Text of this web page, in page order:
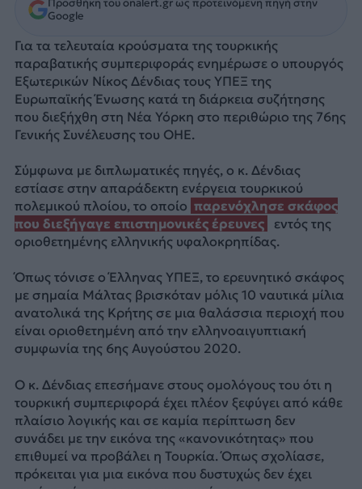
Google
Για τα τελευταία κρούσματα της τουρκικής
παραβατικής συμπεριφοράς ενημέρωσε ο υπουργός
Εξωτερικών Νίκος Δένδιας τους ΥΠΕΞ της
Ευρωπαϊκής Ένωσης κατά τη διάρκεια συζήτησης
που διεξήχθη στη Νέα Υόρκη στο περιθώριο της 76ης
Γενικής Συνέλευσης του ΟΗΕ.
Σύμφωνα με διπλωματικές πηγές, ο κ. Δένδιας
εστίασε στην απαράδεκτη ενέργεια τουρκικού
πολεμικού πλοίου, το οποίο παρενόχλησε σκάφος
που διεξήγαγε επιστημονικές έρευνες
εντός της
οριοθετημένης ελληνικής υφαλοκρηπίδας.
Όπως τόνισε ο Έλληνας ΥΠΕΞ, το ερευνητικό σκάφος
με σημαία Μάλτας βρισκόταν μόλις 10 ναυτικά μίλια
ανατολικά της Κρήτης σε μια θαλάσσια περιοχή που
είναι οριοθετημένη από την ελληνοαιγυπτιακή
συμφωνία της 6ης Αυγούστου 2020.
Ο κ. Δένδιας επεσήμανε στους ομολόγους του ότι η
τουρκική συμπεριφορά έχει πλέον ξεφύγει από κάθε
πλαίσιο λογικής και σε καμία περίπτωση δεν
συνάδει με την εικόνα της «κανονικότητας» που
επιθυμεί να προβάλει η Τουρκία. Όπως σχολίασε,
πρόκειται για μια εικόνα που δυστυχώς δεν έχει